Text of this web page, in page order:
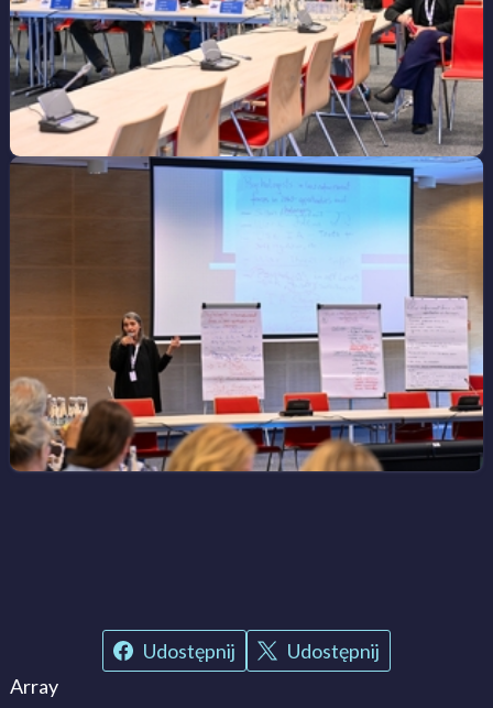
Udostępnij
Udostępnij
Array